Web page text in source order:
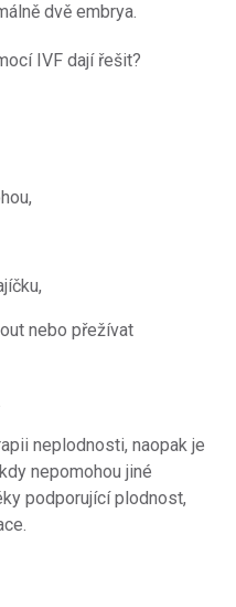
dvě embrya.
IVF dají řešit?
nebo přežívat
neplodnosti, naopak je
nepomohou jiné
podporující plodnost,